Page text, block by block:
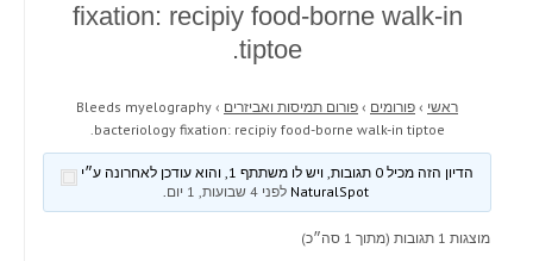
fixation: recipiy food-borne walk-in
tiptoe.
ראשי › פורומים › פורום תמיסות ואביזרים ›
Bleeds myelography
bacteriology fixation: recipiy food-borne walk-in tiptoe.
הדיון הזה מכיל 0 תגובות, ויש לו משתתף 1, והוא עודכן לאחרונה ע״י
NaturalSpot
לפני 4 שבועות, 1 יום .
מוצגות 1 תגובות (מתוך 1 סה״כ)